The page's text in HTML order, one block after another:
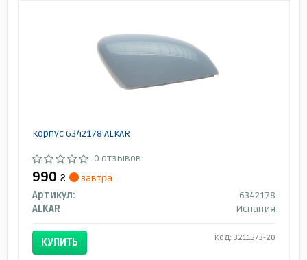
Корпус 6342178 ALKAR
0 отзывов
990 ₴
завтра
Артикул:
6342178
ALKAR
Испания
КУПИТЬ Код: 3211373-20